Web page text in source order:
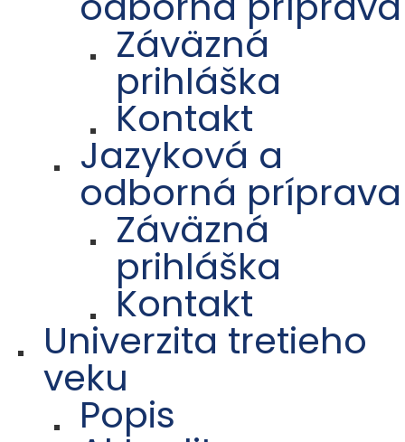
Záväzná
prihláška
Kontakt
Jazyková a
odborná príprava
Záväzná
prihláška
Kontakt
Univerzita tretieho
veku
Popis